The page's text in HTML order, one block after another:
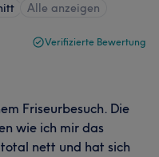
Alle anzeigen
Verifizierte Bewertung
Friseurbesuch. Die
wie ich mir das
nett und hat sich